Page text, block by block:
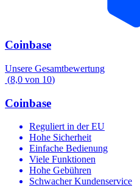
Coinbase
Unsere Gesamtbewertung
(8,0 von 10)
Coinbase
Reguliert in der EU
Hohe Sicherheit
Einfache Bedienung
Viele Funktionen
Hohe Gebühren
Schwacher Kundenservice